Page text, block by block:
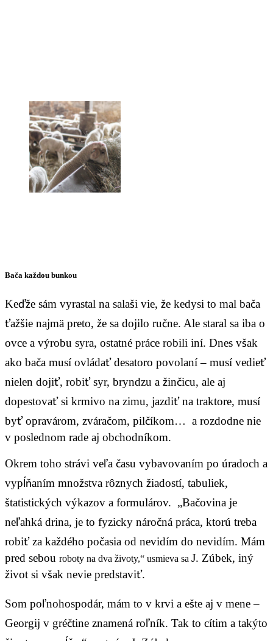
Bača každou bunkou
Keďže sám vyrastal na salaši vie, že kedysi to mal bača
ťažšie najmä preto, že sa dojilo ručne. Ale staral sa iba o
ovce a výrobu syra, ostatné práce robili iní. Dnes však
ako bača musí ovládať desatoro povolaní – musí vedieť
nielen dojiť, robiť syr, bryndzu a žinčicu, ale aj
dopestovať si krmivo na zimu, jazdiť na traktore, musí
byť opravárom, zváračom, pilčíkom… a rozdodne nie
v poslednom rade aj obchodníkom.
Okrem toho strávi veľa času vybavovaním po úradoch a
vypĺňaním množstva rôznych žiadostí, tabuliek,
štatistických výkazov a formulárov. „Bačovina je
neľahká drina, je to fyzicky náročná práca, ktorú treba
robiť za každého počasia od nevidím do nevidím. Mám
pred sebou roboty na dva životy,“ usmieva sa J. Zúbek, iný
život si však nevie predstaviť.
Som poľnohospodár, mám to v krvi a ešte aj v mene –
Georgij v gréčtine znamená roľník. Tak to cítim a takýto